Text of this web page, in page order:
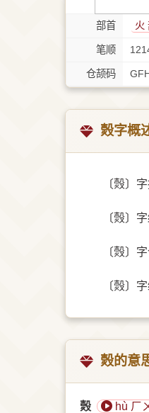
部首 ⽕
笔顺
仓颉码
㷤字概
〔㷤〕
〔㷤〕
〔㷤〕
〔㷤〕
㷤的意
㷤 hù ㄏ